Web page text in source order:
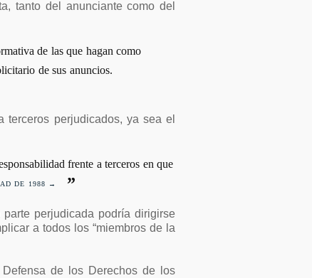
tanto del anunciante como del
de las que hagan como
de sus anuncios.
perjudicados, ya sea el
frente a terceros en que
DE 1988 →
perjudicada podría dirigirse
a todos los “miembros de la
de los Derechos de los